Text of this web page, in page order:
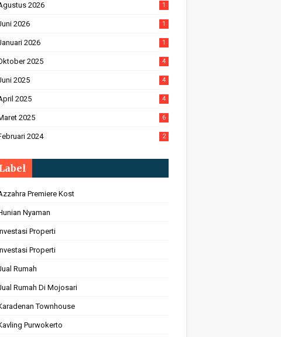
2026 1
2026 1
2026 1
2025 4
2025 4
2025 4
2025 6
2024 2
Label
Premiere Kost
Nyaman
Properti
Properti
Rumah
Rumah Di Mojosari
Townhouse
Purwokerto